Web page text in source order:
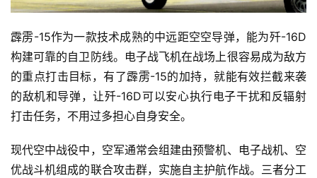
霹雳-15作为一款技术成熟的中远距空空导弹，能为歼-16D
构建可靠的自卫防线。电子战飞机在战场上很容易成为敌方
的重点打击目标，有了霹雳-15的加持，就能有效拦截来袭
的敌机和导弹，让歼-16D可以安心执行电子干扰和反辐射
打击任务，不用过多担心自身安全。
现代空中战役中，空军通常会组建由预警机、电子战机、空
优战斗机组成的联合攻击群，实施自主护航作战。三者分工